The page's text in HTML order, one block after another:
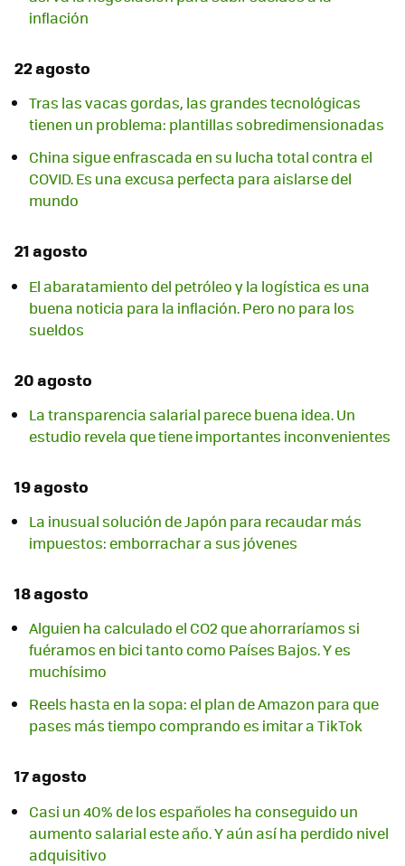
inflación
22 agosto
Tras las vacas gordas, las grandes tecnológicas
tienen un problema: plantillas sobredimensionadas
China sigue enfrascada en su lucha total contra el
COVID. Es una excusa perfecta para aislarse del
mundo
21 agosto
El abaratamiento del petróleo y la logística es una
buena noticia para la inflación. Pero no para los
sueldos
20 agosto
La transparencia salarial parece buena idea. Un
estudio revela que tiene importantes inconvenientes
19 agosto
La inusual solución de Japón para recaudar más
impuestos: emborrachar a sus jóvenes
18 agosto
Alguien ha calculado el CO2 que ahorraríamos si
fuéramos en bici tanto como Países Bajos. Y es
muchísimo
Reels hasta en la sopa: el plan de Amazon para que
pases más tiempo comprando es imitar a TikTok
17 agosto
Casi un 40% de los españoles ha conseguido un
aumento salarial este año. Y aún así ha perdido nivel
adquisitivo